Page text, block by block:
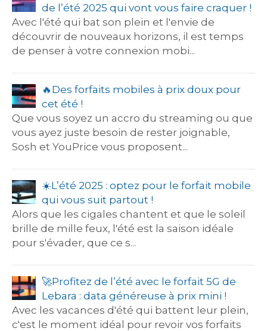
de l’été 2025 qui vont vous faire craquer !
Avec l'été qui bat son plein et l'envie de
découvrir de nouveaux horizons, il est temps
de penser à votre connexion mobi...
🔥​Des forfaits mobiles à prix doux pour
cet été !
Que vous soyez un accro du streaming ou que
vous ayez juste besoin de rester joignable,
Sosh et YouPrice vous proposent...
☀️​L’été 2025 : optez pour le forfait mobile
qui vous suit partout !
Alors que les cigales chantent et que le soleil
brille de mille feux, l'été est la saison idéale
pour s'évader, que ce s...
🚀​Profitez de l’été avec le forfait 5G de
Lebara : data généreuse à prix mini !
Avec les vacances d'été qui battent leur plein,
c'est le moment idéal pour revoir vos forfaits